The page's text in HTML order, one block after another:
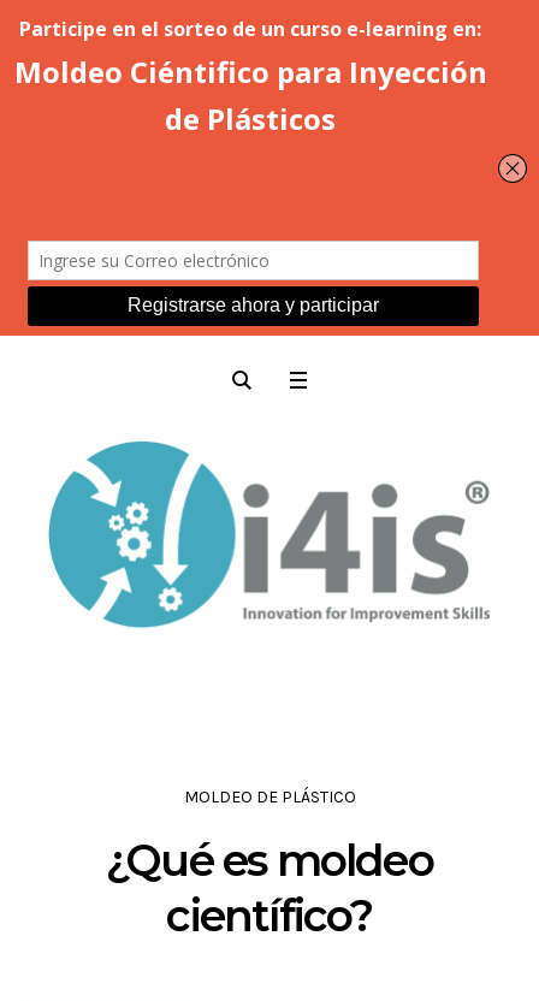
MOLDEO DE PLÁSTICO
¿Qué es moldeo
científico?